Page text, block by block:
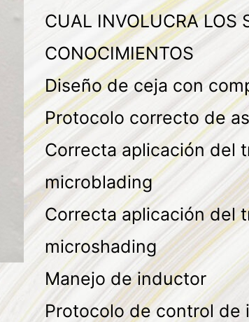
CUAL INVOLUCRA LOS
CONOCIMIENTOS
Diseño de ceja con
Protocolo correcto de
Correcta aplicación del
microblading
Correcta aplicación del
microshading
Manejo de inductor
Protocolo de control de